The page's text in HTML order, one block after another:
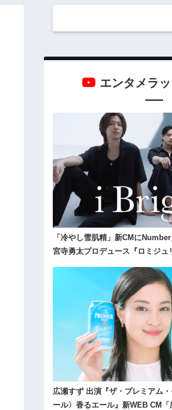
エンタメラ
「冷やし雪肌精」新CMに
宮寺勇太プロデュース『ロミジュ
広瀬すず 出演『ザ・プレミアム
ール〉香るエール』新WEB CM